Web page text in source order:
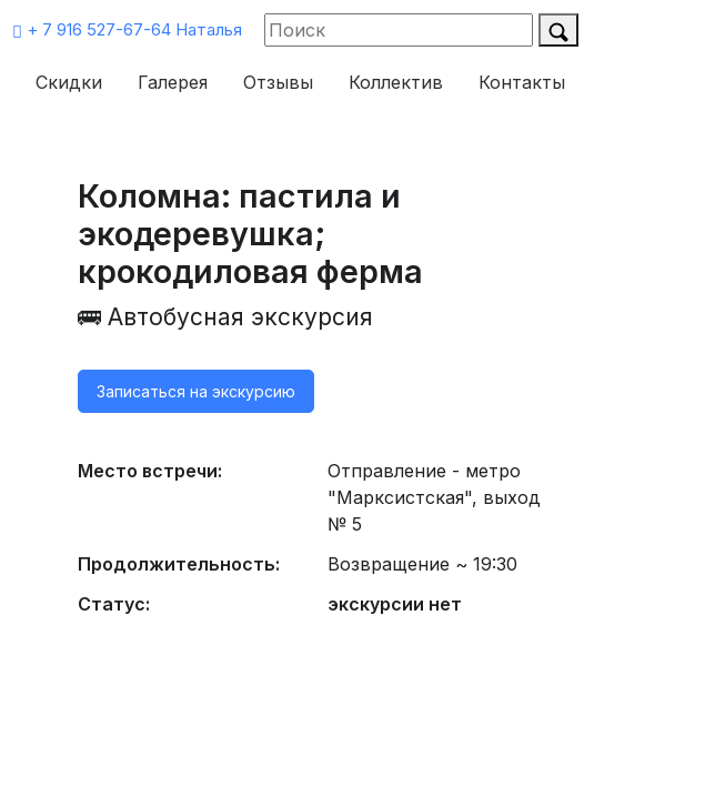
+ 7 916 527-67-64 Наталья
Скидки Галерея Отзывы Коллектив Контакты
Коломна: пастила и
экодеревушка;
крокодиловая ферма
🚌 Автобусная экскурсия
Записаться на экскурсию
Место встречи:
Отправление - метро
"Марксистская", выход
№ 5
Продолжительность:
Возвращение ~ 19:30
Статус:
экскурсии нет